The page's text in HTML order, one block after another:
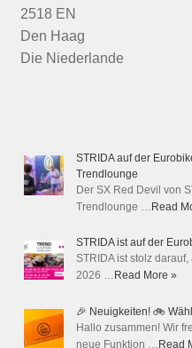
2518 EN
Den Haag
Die Niederlande
STRIDA auf der
Trendlounge
Der SX Red Devil von
Trendlounge … Read
STRIDA ist auf der
STRIDA ist stolz
2026 … Read More »
🎉 Neuigkeiten! 🚲
Hallo zusammen! Wir
neue Funktion … Read